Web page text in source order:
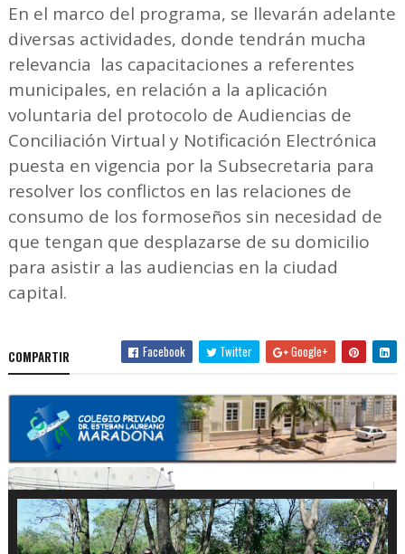
En el marco del programa, se llevarán adelante
diversas actividades, donde tendrán mucha
relevancia las capacitaciones a referentes
municipales, en relación a la aplicación
voluntaria del protocolo de Audiencias de
Conciliación Virtual y Notificación Electrónica
puesta en vigencia por la Subsecretaria para
resolver los conflictos en las relaciones de
consumo de los formoseños sin necesidad de
que tengan que desplazarse de su domicilio
para asistir a las audiencias en la ciudad
capital.
COMPARTIR Facebook Twitter Google+